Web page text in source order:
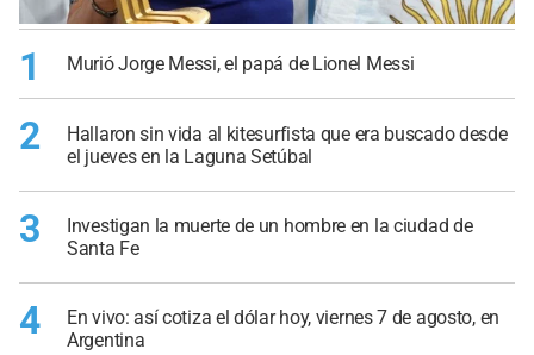
1 Murió Jorge Messi, el papá de Lionel Messi
2
Hallaron sin vida al kitesurfista que era buscado desde
el jueves en la Laguna Setúbal
3
Investigan la muerte de un hombre en la ciudad de
Santa Fe
4
En vivo: así cotiza el dólar hoy, viernes 7 de agosto, en
Argentina